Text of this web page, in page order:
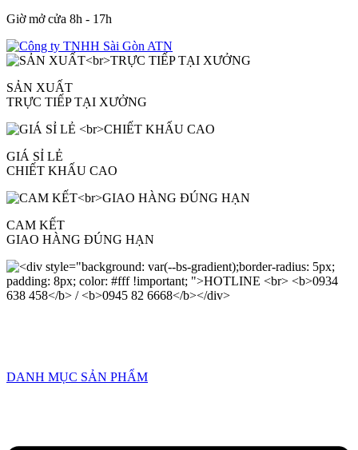
Giờ mở cửa 8h - 17h
SẢN XUẤT
TRỰC TIẾP TẠI XƯỞNG
GIÁ SỈ LẺ
CHIẾT KHẤU CAO
CAM KẾT
GIAO HÀNG ĐÚNG HẠN
DANH MỤC SẢN PHẨM